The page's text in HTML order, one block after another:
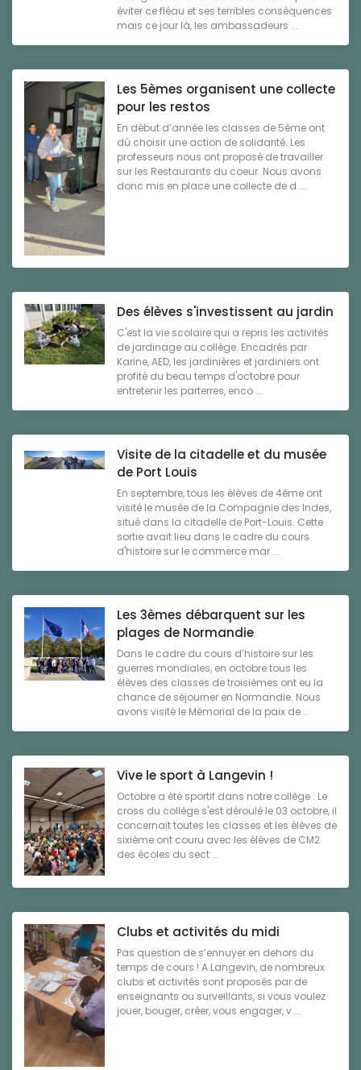
éviter ce fléau et ses terribles conséquences
mais ce jour là, les ambassadeurs ...
Les 5èmes organisent une collecte
pour les restos
En début d’année les classes de 5ème ont
dû choisir une action de solidarité. Les
professeurs nous ont proposé de travailler
sur les Restaurants du coeur. Nous avons
donc mis en place une collecte de d ...
Des élèves s'investissent au jardin
C'est la vie scolaire qui a repris les activités
de jardinage au collège. Encadrés par
Karine, AED, les jardinières et jardiniers ont
profité du beau temps d'octobre pour
entretenir les parterres, enco ...
Visite de la citadelle et du musée
de Port Louis
En septembre, tous les élèves de 4ème ont
visité le musée de la Compagnie des Indes,
situé dans la citadelle de Port-Louis. Cette
sortie avait lieu dans le cadre du cours
d'histoire sur le commerce mar ...
Les 3èmes débarquent sur les
plages de Normandie
Dans le cadre du cours d’histoire sur les
guerres mondiales, en octobre tous les
élèves des classes de troisièmes ont eu la
chance de séjourner en Normandie. Nous
avons visité le Mémorial de la paix de ...
Vive le sport à Langevin !
Octobre a été sportif dans notre collège : Le
cross du collège s'est déroulé le 03 octobre, il
concernait toutes les classes et les élèves de
sixième ont couru avec les élèves de CM2
des écoles du sect ...
Clubs et activités du midi
Pas question de s’ennuyer en dehors du
temps de cours ! A Langevin, de nombreux
clubs et activités sont proposés par de
enseignants ou surveillants, si vous voulez
jouer, bouger, créer, vous engager, v ...